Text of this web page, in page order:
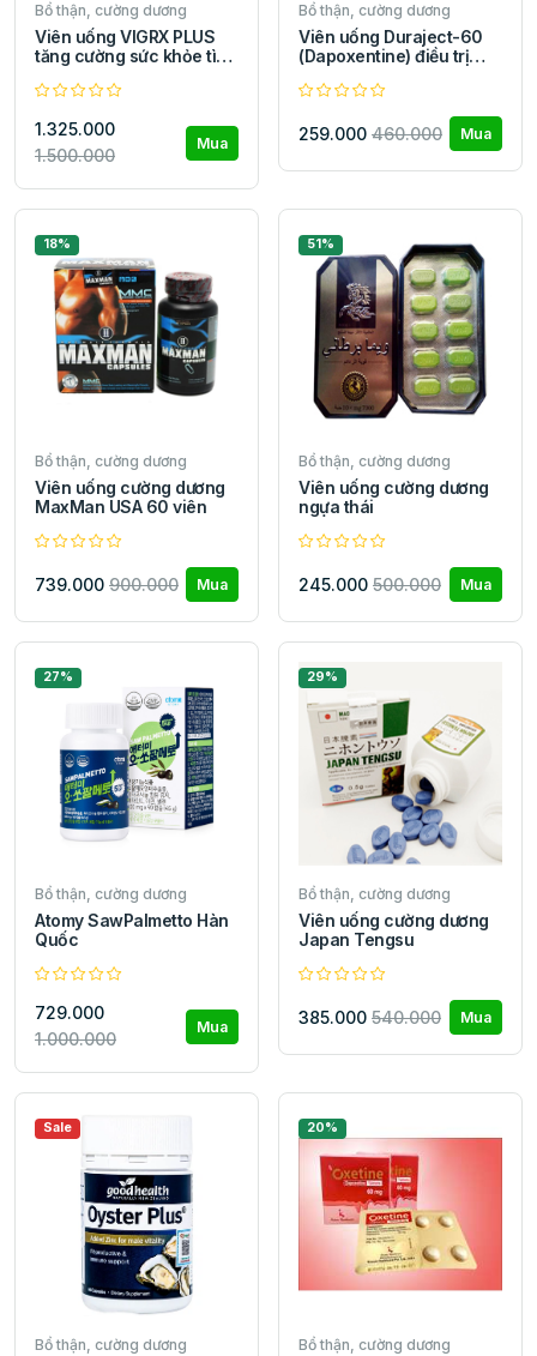
Bổ thận, cường dương
Viên uống VIGRX PLUS
tăng cường sức khỏe tình
1.325.000
1.500.000
Mua
Bổ thận, cường dương
Viên uống Duraject-60
(Dapoxentine) điều trị
259.000 460.000 Mua
18%
Bổ thận, cường dương
Viên uống cường dương
MaxMan USA 60 viên
739.000 900.000 Mua
51%
Bổ thận, cường dương
Viên uống cường dương
ngựa thái
245.000 500.000 Mua
27%
Bổ thận, cường dương
Atomy SawPalmetto Hàn
Quốc
729.000
1.000.000
Mua
29%
Bổ thận, cường dương
Viên uống cường dương
Japan Tengsu
385.000 540.000 Mua
Sale
Bổ thận, cường dương
20%
Bổ thận, cường dương